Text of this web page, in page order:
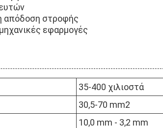
απόδοση στροφής
εφαρμογές
35-400 χιλιοστά
30,5-70 mm2
10,0 mm - 3,2 mm